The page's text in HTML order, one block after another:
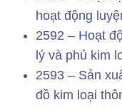
hoạt động
2592 – Hoạt
lý và phủ kim
2593 – Sản
đồ kim loại